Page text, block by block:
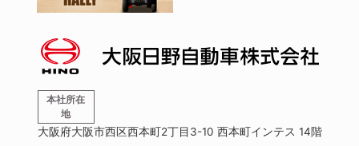
本社所在
地
大阪府大阪市西区西本町2丁目3-10 西本町インテス 14階